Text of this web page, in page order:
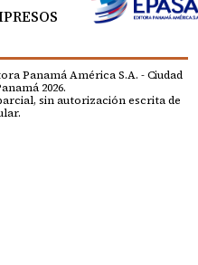
Panamá América S.A. - Ciudad
2026.
sin autorización escrita de